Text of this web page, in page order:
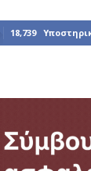
18,739